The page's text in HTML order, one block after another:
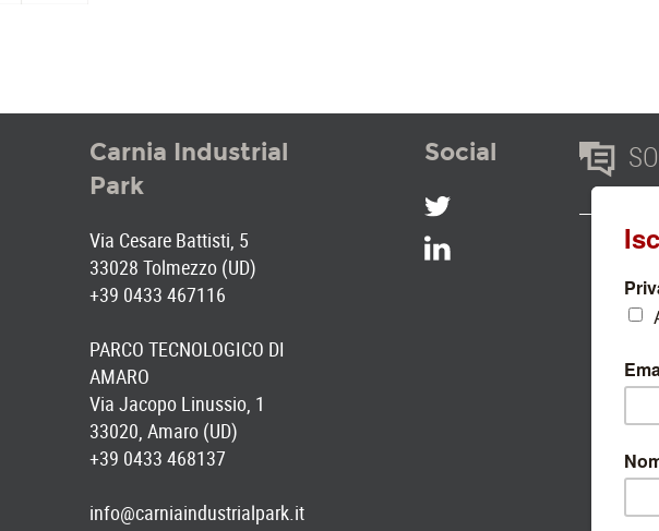
Carnia Industrial
Park
Via Cesare Battisti, 5
33028 Tolmezzo (UD)
+39 0433 467116
PARCO TECNOLOGICO DI
AMARO
Via Jacopo Linussio, 1
33020, Amaro (UD)
+39 0433 468137
info@carniaindustrialpark.it
Social